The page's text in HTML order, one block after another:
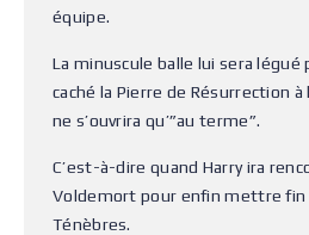
équipe.
La minuscule balle lui sera légué
caché la Pierre de Résurrection à
ne s’ouvrira qu’”au terme”.
C’est-à-dire quand Harry ira
Voldemort pour enfin mettre fin
Ténèbres.